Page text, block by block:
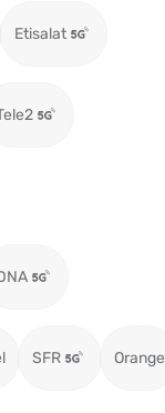
Etisalat
SFR Orange